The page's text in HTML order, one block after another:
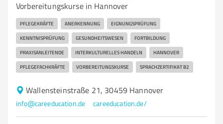
Vorbereitungskurse in Hannover
PFLEGEKRÄFTE ANERKENNUNG EIGNUNGSPRÜFUNG
KENNTNISPRÜFUNG GESUNDHEITSWESEN FORTBILDUNG
PRAXISANLEITENDE INTERKULTURELLES HANDELN HANNOVER
PFLEGEFACHKRÄFTE VORBEREITUNGSKURSE SPRACHZERTIFIKAT B2
Wallensteinstraße 21, 30459 Hannover
info@careeducation.de careeducation.de/